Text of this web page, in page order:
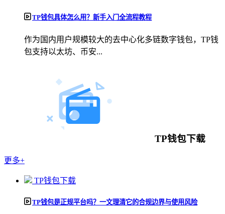
TP钱包具体怎么用？新手入门全流程教程
作为国内用户规模较大的去中心化多链数字钱包，TP钱
包支持以太坊、币安...
TP钱包下载
更多+
TP钱包下载
TP钱包是正规平台吗？一文理清它的合规边界与使用风险